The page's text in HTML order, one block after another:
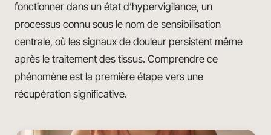
fonctionner dans un état d’hypervigilance, un
processus connu sous le nom de sensibilisation
centrale, où les signaux de douleur persistent même
après le traitement des tissus. Comprendre ce
phénomène est la première étape vers une
récupération significative.